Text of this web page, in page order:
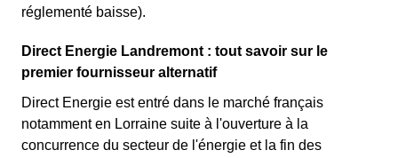
réglementé baisse).
Direct Energie Landremont : tout savoir sur le
premier fournisseur alternatif
Direct Energie est entré dans le marché français
notamment en Lorraine suite à l'ouverture à la
concurrence du secteur de l'énergie et la fin des